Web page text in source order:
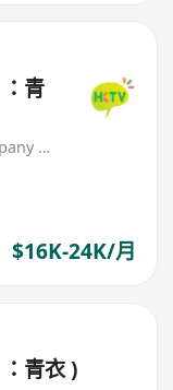
Hong Kong Technology Venture Company Limited(HKTV)
$16K-24K/月
作地點 ：青衣 )